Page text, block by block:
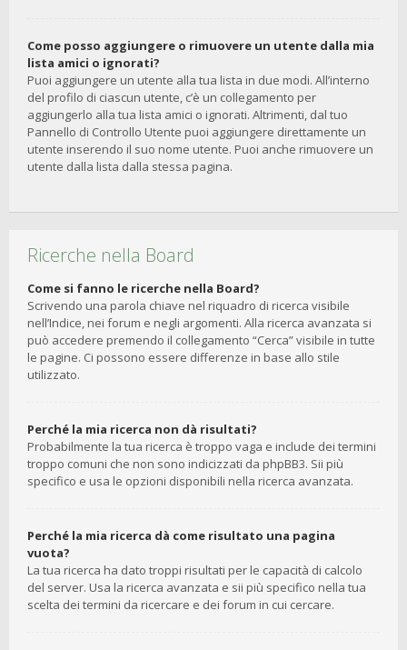
Come posso aggiungere o rimuovere un utente dalla mia
lista amici o ignorati?
Puoi aggiungere un utente alla tua lista in due modi. All’interno
del profilo di ciascun utente, c’è un collegamento per
aggiungerlo alla tua lista amici o ignorati. Altrimenti, dal tuo
Pannello di Controllo Utente puoi aggiungere direttamente un
utente inserendo il suo nome utente. Puoi anche rimuovere un
utente dalla lista dalla stessa pagina.
Ricerche nella Board
Come si fanno le ricerche nella Board?
Scrivendo una parola chiave nel riquadro di ricerca visibile
nell’Indice, nei forum e negli argomenti. Alla ricerca avanzata si
può accedere premendo il collegamento “Cerca” visibile in tutte
le pagine. Ci possono essere differenze in base allo stile
utilizzato.
Perché la mia ricerca non dà risultati?
Probabilmente la tua ricerca è troppo vaga e include dei termini
troppo comuni che non sono indicizzati da phpBB3. Sii più
specifico e usa le opzioni disponibili nella ricerca avanzata.
Perché la mia ricerca dà come risultato una pagina
vuota?
La tua ricerca ha dato troppi risultati per le capacità di calcolo
del server. Usa la ricerca avanzata e sii più specifico nella tua
scelta dei termini da ricercare e dei forum in cui cercare.